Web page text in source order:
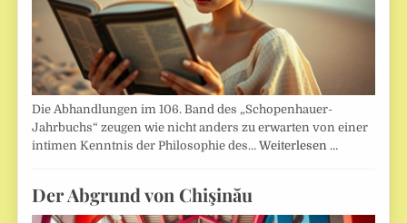
Die Abhandlungen im 106. Band des „Schopenhauer-
Jahrbuchs“ zeugen wie nicht anders zu erwarten von einer
intimen Kenntnis der Philosophie des…Weiterlesen …
Der Abgrund von Chişinău